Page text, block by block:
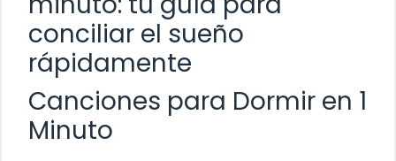
conciliar el sueño
rápidamente
Canciones para Dormir en 1
Minuto